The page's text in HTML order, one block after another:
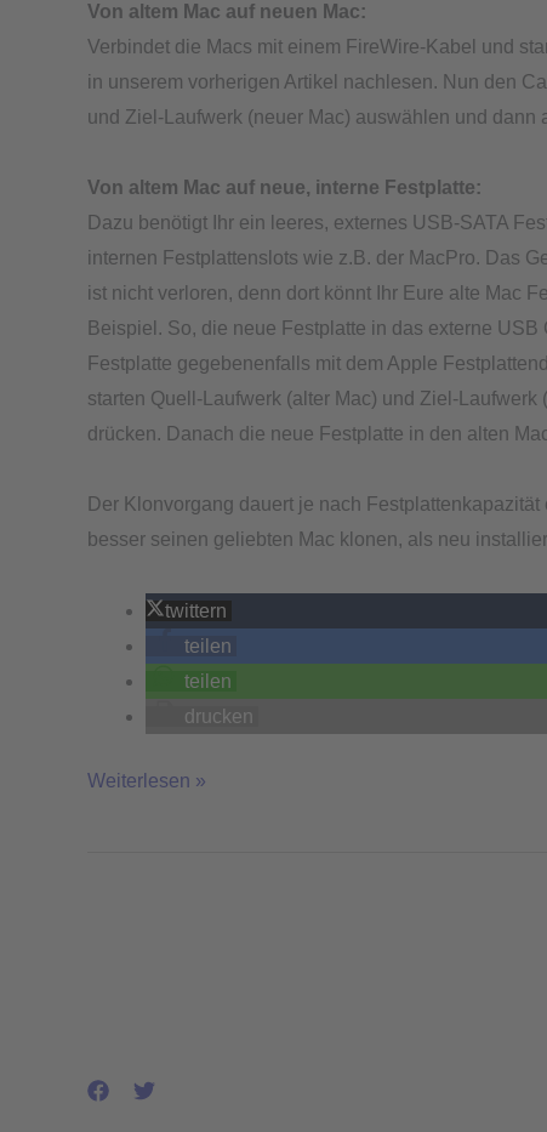
Von altem Mac auf neuen Mac:
Verbindet die Macs mit einem FireWire-Kabel und
in unserem vorherigen Artikel nachlesen. Nun den
und Ziel-Laufwerk (neuer Mac) auswählen und dann
Von altem Mac auf neue, interne Festplatte:
Dazu benötigt Ihr ein leeres, externes USB-SATA
internen Festplattenslots wie z.B. der MacPro. Das
ist nicht verloren, denn dort könnt Ihr Eure alte Mac
Beispiel. So, die neue Festplatte in das externe
Festplatte gegebenenfalls mit dem Apple
starten Quell-Laufwerk (alter Mac) und Ziel-
drücken. Danach die neue Festplatte in den alten
Der Klonvorgang dauert je nach
besser seinen geliebten Mac klonen, als neu
twittern
teilen
teilen
drucken
Weiterlesen »